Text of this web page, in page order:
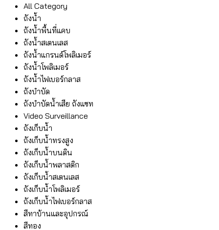
All Category
ถังน้ำ
ถังน้ำพื้นที่แคบ
ถังน้ำสเตนเลส
ถังน้ำแกรนด์โพลิเมอร์
ถังน้ำโพลิเมอร์
ถังน้ำไฟเบอร์กลาส
ถังบำบัด
ถังบำบัดน้ำเสีย ถังแซท
Video Surveillance
ถังเก็บน้ำ
ถังเก็บน้ำทรงสูง
ถังเก็บน้ำบนดิน
ถังเก็บน้ำพลาสติก
ถังเก็บน้ำสเตนเลส
ถังเก็บน้ำโพลิเมอร์
ถังเก็บน้ำไฟเบอร์กลาส
สีทาบ้านและอุปกรณ์
สีทอง